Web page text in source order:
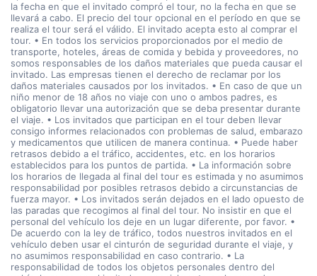
la fecha en que el invitado compró el tour, no la fecha en que se
llevará a cabo. El precio del tour opcional en el período en que se
realiza el tour será el válido. El invitado acepta esto al comprar el
tour. • En todos los servicios proporcionados por el medio de
transporte, hoteles, áreas de comida y bebida y proveedores, no
somos responsables de los daños materiales que pueda causar el
invitado. Las empresas tienen el derecho de reclamar por los
daños materiales causados por los invitados. • En caso de que un
niño menor de 18 años no viaje con uno o ambos padres, es
obligatorio llevar una autorización que se deba presentar durante
el viaje. • Los invitados que participan en el tour deben llevar
consigo informes relacionados con problemas de salud, embarazo
y medicamentos que utilicen de manera continua. • Puede haber
retrasos debido a el tráfico, accidentes, etc. en los horarios
establecidos para los puntos de partida. • La información sobre
los horarios de llegada al final del tour es estimada y no asumimos
responsabilidad por posibles retrasos debido a circunstancias de
fuerza mayor. • Los invitados serán dejados en el lado opuesto de
las paradas que recogimos al final del tour. No insistir en que el
personal del vehículo los deje en un lugar diferente, por favor. •
De acuerdo con la ley de tráfico, todos nuestros invitados en el
vehículo deben usar el cinturón de seguridad durante el viaje, y
no asumimos responsabilidad en caso contrario. • La
responsabilidad de todos los objetos personales dentro del